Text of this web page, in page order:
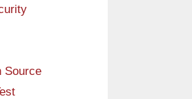
Source